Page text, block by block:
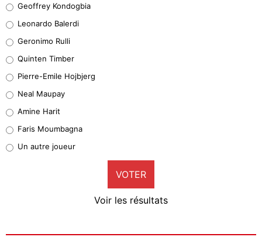
38%
32%
5%
1%
9%
Geoffrey Kondogbia
Leonardo Balerdi
Geronimo Rulli
Quinten Timber
Pierre-Emile Hojbjerg
Neal Maupay
Amine Harit
Faris Moumbagna
Un autre joueur
VOTER
Voir les résultats